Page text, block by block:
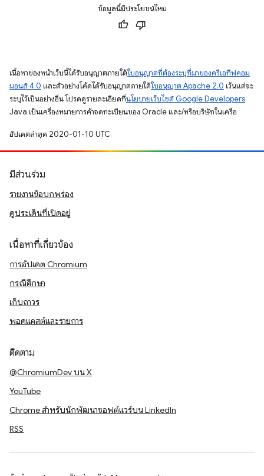
ข้อมูลนี้มีประโยชน์ไหม
เนื้อหาของหน้าเว็บนี้ได้รับอนุญาตภายใต้ใบอนุญาตที่ต้องระบุที่มาของครีเอทีฟคอม
มอนส์ 4.0 และตัวอย่างโค้ดได้รับอนุญาตภายใต้ใบอนุญาต Apache 2.0 เว้นแต่จะ
ระบุไว้เป็นอย่างอื่น โปรดดูรายละเอียดที่นโยบายเว็บไซต์ Google Developers
Java เป็นเครื่องหมายการค้าจดทะเบียนของ Oracle และ/หรือบริษัทในเครือ
อัปเดตล่าสุด 2020-01-10 UTC
มีส่วนร่วม
รายงานข้อบกพร่อง
ดูประเด็นที่เปิดอยู่
เนื้อหาที่เกี่ยวข้อง
การอัปเดต Chromium
กรณีศึกษา
เก็บถาวร
พอดแคสต์และรายการ
ติดตาม
@ChromiumDev บน X
YouTube
Chrome สำหรับนักพัฒนาซอฟต์แวร์บน LinkedIn
RSS